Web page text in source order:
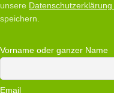
unsere Datenschutzerklärung
speichern.
Vorname oder ganzer Name
Email